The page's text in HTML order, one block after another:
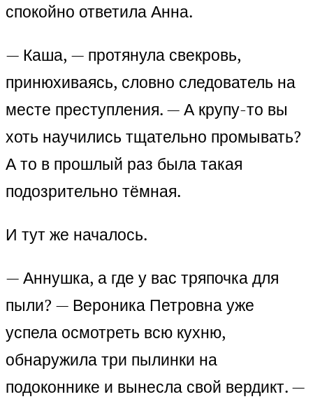
спокойно ответила Анна.
— Каша, — протянула свекровь,
принюхиваясь, словно следователь на
месте преступления. — А крупу-то вы
хоть научились тщательно промывать?
А то в прошлый раз была такая
подозрительно тёмная.
И тут же началось.
— Аннушка, а где у вас тряпочка для
пыли? — Вероника Петровна уже
успела осмотреть всю кухню,
обнаружила три пылинки на
подоконнике и вынесла свой вердикт. —